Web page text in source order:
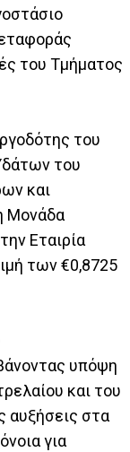
του Τμήματος
του
του
και
Μονάδα
Εταιρία
των €0,8725
υπόψη
και του
αυξήσεις στα
για